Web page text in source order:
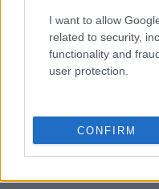
I want to allow
related to security,
functionality and
user protection.
CONFIRM
LER MAIS